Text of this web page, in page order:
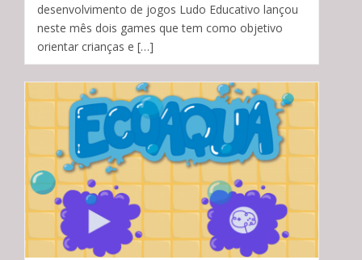
desenvolvimento de jogos Ludo Educativo lançou
neste mês dois games que tem como objetivo
orientar crianças e […]